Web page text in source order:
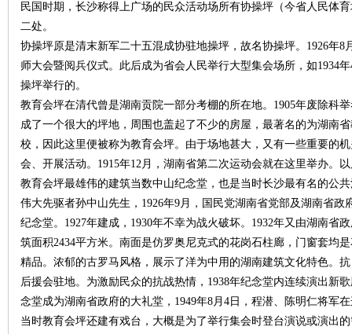
民国时期，长沙称得上广场的民众活动场所有协操坪（今省人民体
二处。
协操坪原是清末新军二十五混成协驻地操坪，故名协操坪。1926年
师大会暨阅兵仪式。此后成为省会人民举行大型集会场所，如1934
操坪举行的。
教育会坪在清代曾是湖南贡院一部分考棚的所在地。1905年废除科
成了一个很大的坪地，周围也盖起了不少的房屋，最著名的为湖南
校，因此这里便被称为教育会坪。由于场地甚大，又有一些重要的
会、开展活动。1915年12月，湖南省第二次运动会就在这里举办。
教育会坪最雄伟的建筑当数中山纪念堂，也是当时长沙最有名的公
伟大先驱者孙中山先生，1926年9月，国民党湖南省党部及湖南省
纪念堂。1927年建成，1930年不幸为战火破坏。1932年又由湖南省
筑面积2434平方米。南面是仿罗奥尼克式的花岗石柱廊，门窗套均
精品。浓郁的古罗马风格，展示了洋为中用的湖南建筑文化特色。
后援会驻地。为激励民众的抗战热情，1938年纪念堂内连续演出新
念堂成为湖南省政府的大礼堂，1949年8月4日，程潜、陈明仁将军
当时教育会坪还建有戏台，大概是为了举行集会时登台演说或演出